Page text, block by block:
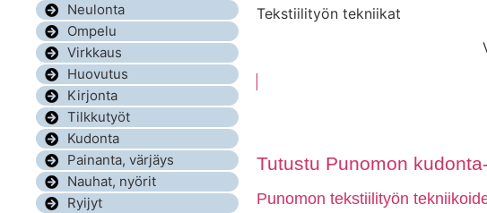
Neulonta
Ompelu
Virkkaus
Huovutus
Kirjonta
Tilkkutyöt
Kudonta
Painanta, värjäys
Nauhat, nyörit
Ryijyt
Tekstiilityön tekniikat
Tutustu Punomon
Punomon tekstiilityön